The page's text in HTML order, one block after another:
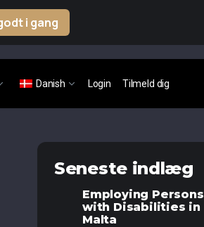
i gang
Danish Login Tilmeld dig
Seneste indlæg
Employing Persons
with Disabilities in
Malta